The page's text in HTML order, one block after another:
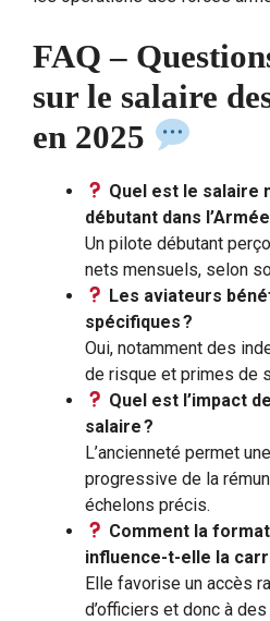
FAQ –
sur le salaire
en 2025
Quel est le salaire
débutant dans l’Armée
Un pilote débutant
nets mensuels, selon
Les aviateurs
spécifiques ?
Oui, notamment des
de risque et primes de
Quel est l’impact
salaire ?
L’ancienneté permet
progressive de la
échelons précis.
Comment la
influence-t-elle la
Elle favorise un accès
d’officiers et donc à